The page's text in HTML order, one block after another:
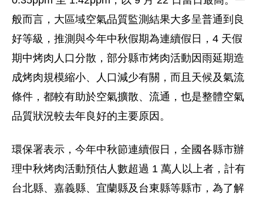
般而言，大區域空氣品質監測結果大多呈普通到良
好等級，推測與今年中秋假期為連續假日，4 天假
期中烤肉人口分散，部分縣市烤肉活動因雨延期造
成烤肉規模縮小、人口減少有關，而且天候及氣流
條件，都較有助於空氣擴散、流通，也是整體空氣
品質狀況較去年良好的主要原因。
環保署表示，今年中秋節連續假日，全國各縣市辦
理中秋烤肉活動預估人數超過 1 萬人以上者，計有
台北縣、嘉義縣、宜蘭縣及台東縣等縣市，為了解